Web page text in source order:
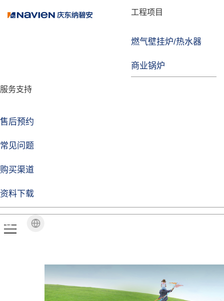
工程项目
燃气壁挂炉/热水器
商业锅炉
服务支持
售后预约
常见问题
购买渠道
资料下载
品牌故事
技术实力
企业动态
焦点注册Life
品牌视角